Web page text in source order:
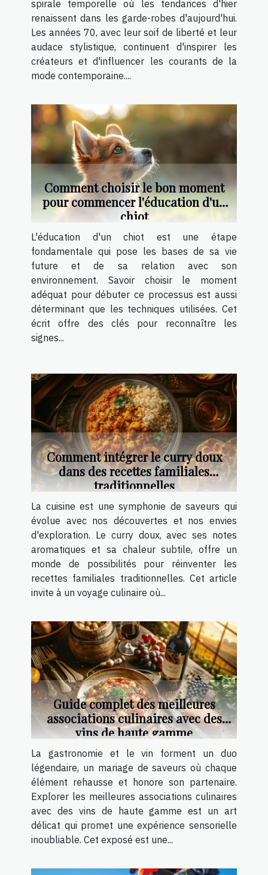
spirale temporelle où les tendances d'hier
renaissent dans les garde-robes d'aujourd'hui.
Les années 70, avec leur soif de liberté et leur
audace stylistique, continuent d'inspirer les
créateurs et d'influencer les courants de la
mode contemporaine....
Comment choisir le bon moment
pour commencer l'éducation d'un
chiot
L'éducation d'un chiot est une étape
fondamentale qui pose les bases de sa vie
future et de sa relation avec son
environnement. Savoir choisir le moment
adéquat pour débuter ce processus est aussi
déterminant que les techniques utilisées. Cet
écrit offre des clés pour reconnaître les
signes...
Comment intégrer le curry doux
dans des recettes familiales
traditionnelles
La cuisine est une symphonie de saveurs qui
évolue avec nos découvertes et nos envies
d'exploration. Le curry doux, avec ses notes
aromatiques et sa chaleur subtile, offre un
monde de possibilités pour réinventer les
recettes familiales traditionnelles. Cet article
invite à un voyage culinaire où...
Guide complet des meilleures
associations culinaires avec des
vins de haute gamme
La gastronomie et le vin forment un duo
légendaire, un mariage de saveurs où chaque
élément rehausse et honore son partenaire.
Explorer les meilleures associations culinaires
avec des vins de haute gamme est un art
délicat qui promet une expérience sensorielle
inoubliable. Cet exposé est une...